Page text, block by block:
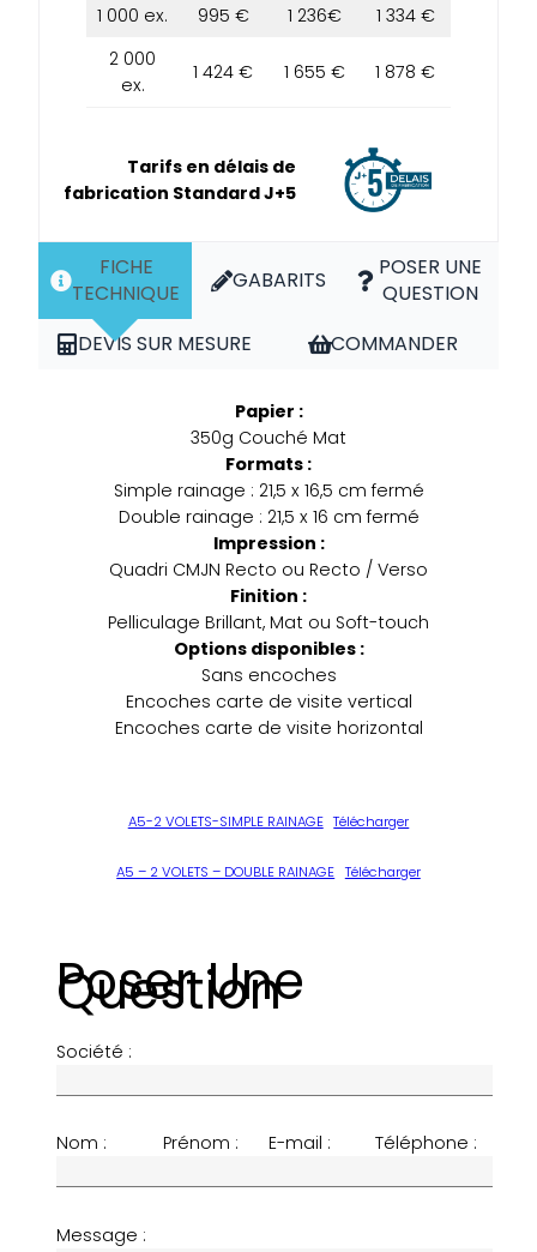
1 000 ex.
995 € 1 236€
1 334 €
2 000
ex.
1 424 € 1 655 € 1 878 €
Tarifs en délais de
fabrication Standard J+5
FICHE
TECHNIQUE
GABARITS
POSER UNE
QUESTION
DEVIS SUR MESURE
COMMANDER
Papier :
350g Couché Mat
Formats :
Simple rainage : 21,5 x 16,5 cm fermé
Double rainage : 21,5 x 16 cm fermé
Impression :
Quadri CMJN Recto ou Recto / Verso
Finition :
Pelliculage Brillant, Mat ou Soft-touch
Options disponibles :
Sans encoches
Encoches carte de visite vertical
Encoches carte de visite horizontal
A5-2 VOLETS-SIMPLE RAINAGE Télécharger
A5 – 2 VOLETS – DOUBLE RAINAGE Télécharger
Poser Une
Question
Société :
Nom : Prénom : E-mail : Téléphone :
Message :